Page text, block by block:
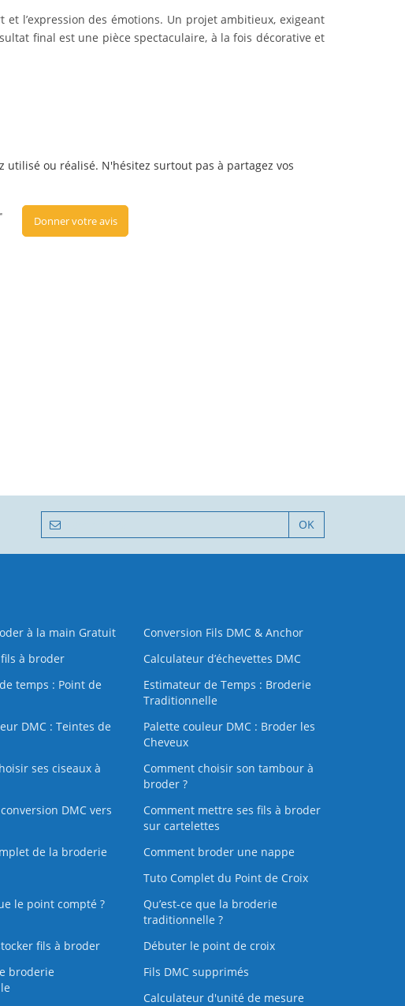
et l’expression des émotions. Un projet ambitieux, exigeant
final est une pièce spectaculaire, à la fois décorative et
utilisé ou réalisé. N'hésitez surtout pas à partagez vos
Donner votre avis
OK
à la main Gratuit
Conversion Fils DMC & Anchor
à broder
Calculateur d’échevettes DMC
temps : Point de
Estimateur de Temps : Broderie
Traditionnelle
DMC : Teintes de
Palette couleur DMC : Broder les
Cheveux
ses ciseaux à
Comment choisir son tambour à
broder ?
DMC vers
Comment mettre ses fils à broder
sur cartelettes
de la broderie
Comment broder une nappe
Tuto Complet du Point de Croix
le point compté ?
Qu’est-ce que la broderie
traditionnelle ?
fils à broder
Débuter le point de croix
broderie
Fils DMC supprimés
Calculateur d'unité de mesure